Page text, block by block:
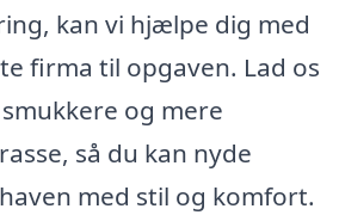
kan vi hjælpe dig med
firma til opgaven. Lad os
og mere
så du kan nyde
med stil og komfort.